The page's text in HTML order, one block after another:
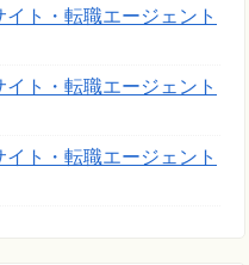
ト・転職エージェント
ト・転職エージェント
ト・転職エージェント